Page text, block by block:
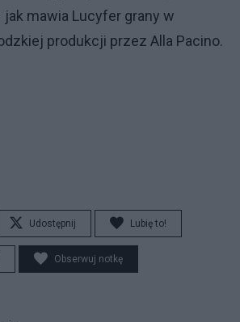
jak mawia Lucyfer grany w
produkcji przez Alla Pacino.
Udostępnij Lubię to!
Obserwuj notkę